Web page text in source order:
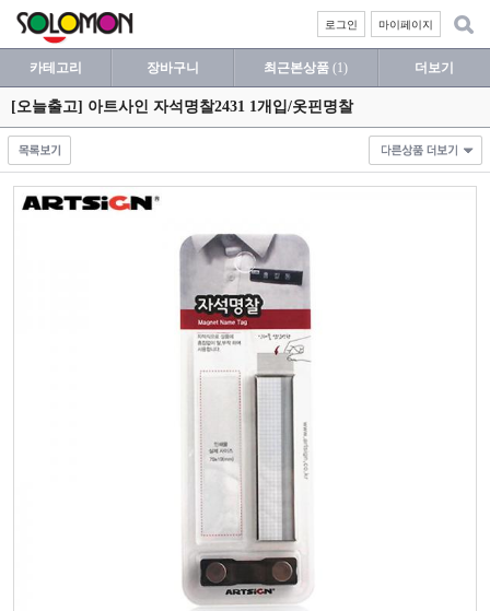
마이페이지
로그인
카테고리 장바구니 최근본상품 (1) 더보기
[오늘출고] 아트사인 자석명찰2431 1개입/옷핀명찰